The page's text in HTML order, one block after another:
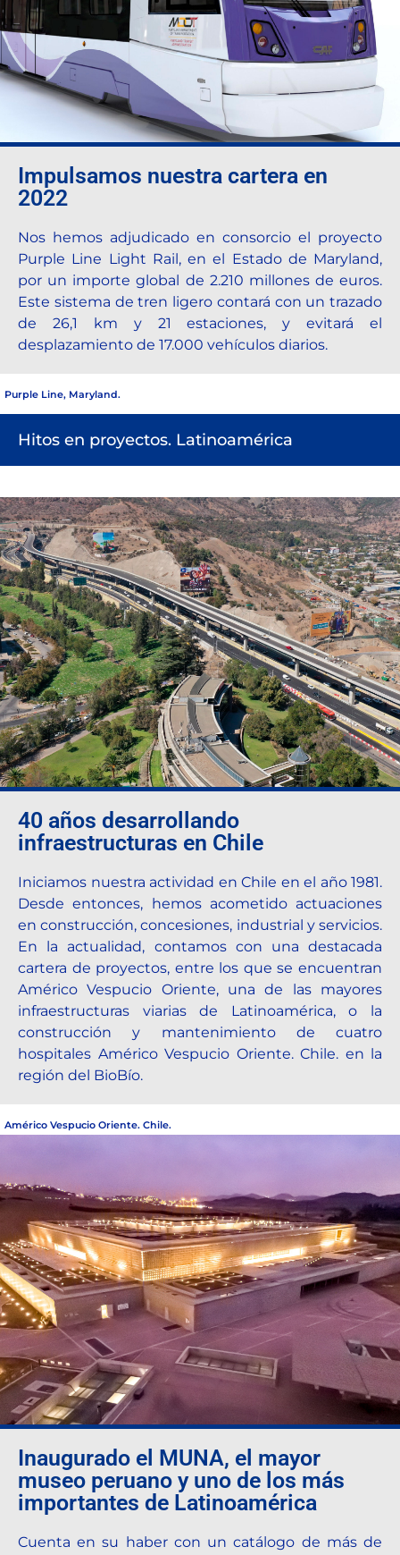
Destination Sport Miami, Florida.
Impulsamos nuestra cartera en
2022
Nos hemos adjudicado en consorcio el proyecto
Purple Line Light Rail, en el Estado de Maryland,
por un importe global de 2.210 millones de euros.
Este sistema de tren ligero contará con un trazado
de 26,1 km y 21 estaciones, y evitará el
desplazamiento de 17.000 vehículos diarios.
Purple Line, Maryland.
Hitos en proyectos. Latinoamérica
Destination Sport Miami, Florida.
40 años desarrollando
infraestructuras en Chile
Iniciamos nuestra actividad en Chile en el año 1981.
Desde entonces, hemos acometido actuaciones
en construcción, concesiones, industrial y servicios.
En la actualidad, contamos con una destacada
cartera de proyectos, entre los que se encuentran
Américo Vespucio Oriente, una de las mayores
infraestructuras viarias de Latinoamérica, o la
construcción y mantenimiento de cuatro
hospitales Américo Vespucio Oriente. Chile. en la
región del BioBío.
Américo Vespucio Oriente. Chile.
Destination Sport Miami, Florida.
Inaugurado el MUNA, el mayor
museo peruano y uno de los más
importantes de Latinoamérica
Cuenta en su haber con un catálogo de más de